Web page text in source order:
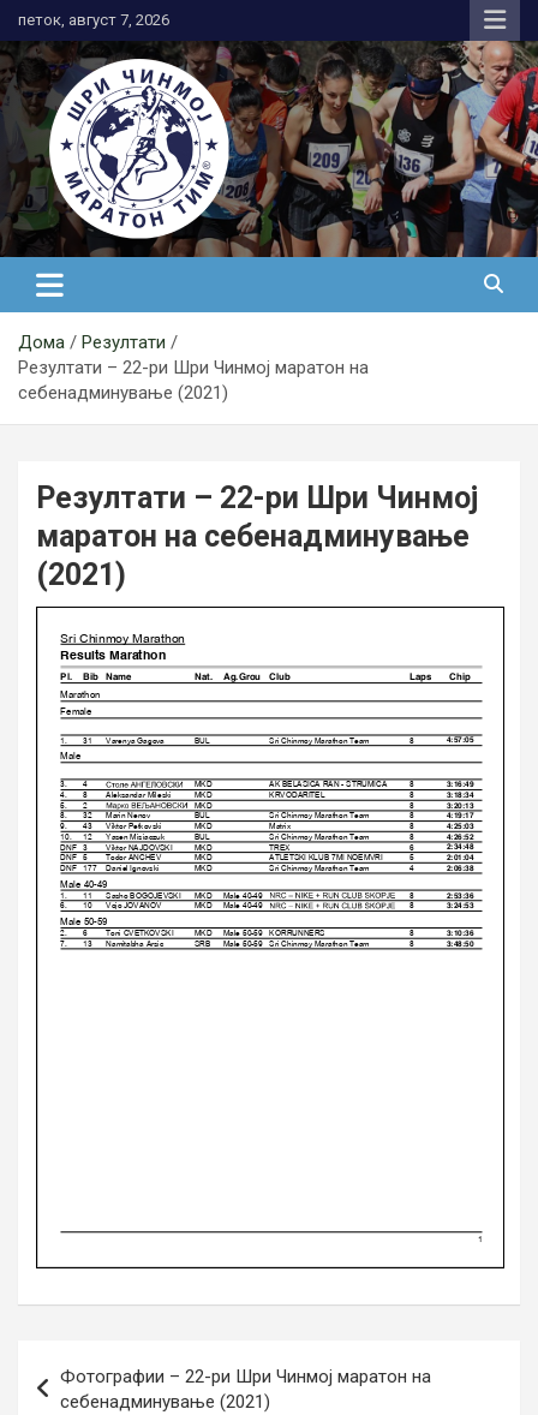
to
content
петок, август 7, 2026
АК Шри Чинмој – Шри Чинмој
Маратон Тим®
Дома
Резултати
Резултати – 22-ри Шри Чинмој маратон на
себенадминување (2021)
Резултати – 22-ри Шри Чинмој
маратон на себенадминување
(2021)
на
Фотографии – 22-ри Шри Чинмој маратон на
себенадминување (2021)